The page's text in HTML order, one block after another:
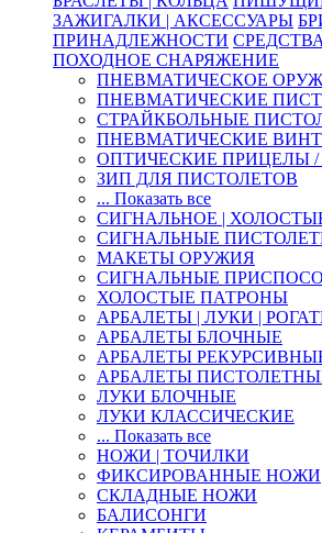
ЗАЖИГАЛКИ | АКСЕССУАРЫ
ПРИНАДЛЕЖНОСТИ
ПОХОДНОЕ СНАРЯЖЕНИЕ
ПНЕВМАТИЧЕСКОЕ
ПНЕВМАТИЧЕСКИЕ
СТРАЙКБОЛЬНЫЕ
ПНЕВМАТИЧЕСКИЕ
ОПТИЧЕСКИЕ ПРИЦЕЛЫ /
ЗИП ДЛЯ ПИСТОЛЕТОВ
... Показать все
СИГНАЛЬНОЕ |
СИГНАЛЬНЫЕ
МАКЕТЫ ОРУЖИЯ
СИГНАЛЬНЫЕ
ХОЛОСТЫЕ ПАТРОНЫ
АРБАЛЕТЫ | ЛУКИ |
АРБАЛЕТЫ БЛОЧНЫЕ
АРБАЛЕТЫ
АРБАЛЕТЫ
ЛУКИ БЛОЧНЫЕ
ЛУКИ КЛАССИЧЕСКИЕ
... Показать все
НОЖИ | ТОЧИЛКИ
ФИКСИРОВАННЫЕ НОЖИ
СКЛАДНЫЕ НОЖИ
БАЛИСОНГИ